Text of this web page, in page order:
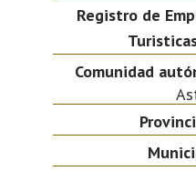
Registro de
Comunidad